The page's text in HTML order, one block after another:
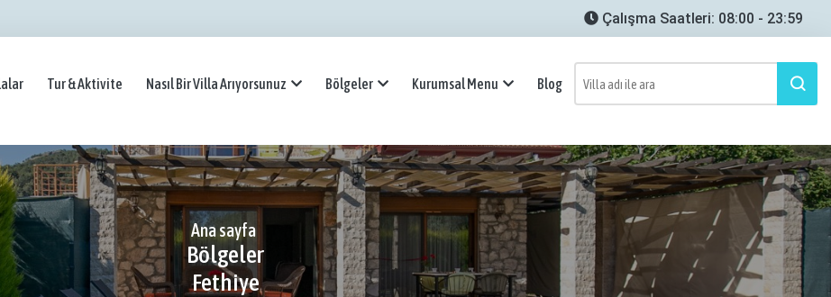
Çalışma Saatleri: 08:00 - 23:59
Tur & Aktivite Nasıl Bir Villa Arıyorsunuz Bölgeler Kurumsal Menu Blog
Ana sayfa
Bölgeler
Fethiye